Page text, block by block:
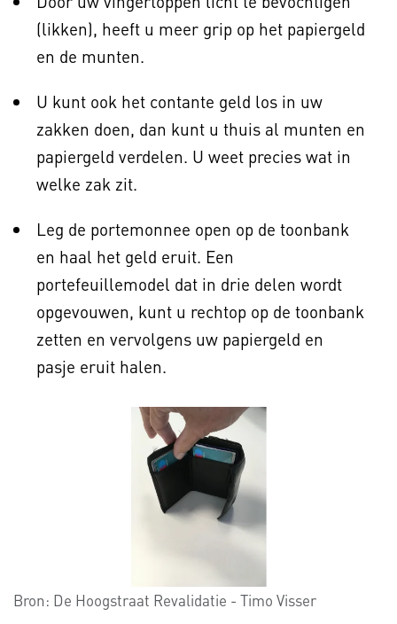
(likken), heeft u meer grip op het papiergeld
en de munten.
U kunt ook het contante geld los in uw
zakken doen, dan kunt u thuis al munten en
papiergeld verdelen. U weet precies wat in
welke zak zit.
Leg de portemonnee open op de toonbank
en haal het geld eruit. Een
portefeuillemodel dat in drie delen wordt
opgevouwen, kunt u rechtop op de toonbank
zetten en vervolgens uw papiergeld en
pasje eruit halen.
Bron: De Hoogstraat Revalidatie - Timo Visser